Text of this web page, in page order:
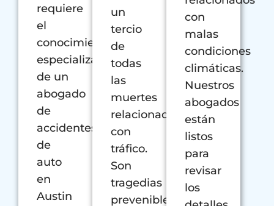
requiere
el
conocimiento
especializado
de un
abogado
de
accidentes
de
auto
en
Austin
un
tercio
de
todas
las
muertes
relacionadas
con
tráfico.
Son
tragedias
prevenibles
con
malas
condiciones
climáticas.
Nuestros
abogados
están
listos
para
revisar
los